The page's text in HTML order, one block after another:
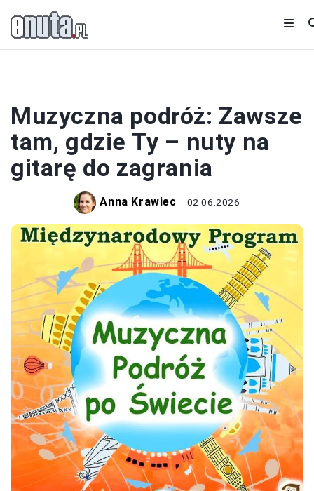
Muzyczna podróż: Zawsze
tam, gdzie Ty – nuty na
gitarę do zagrania
Anna Krawiec 02.06.2026